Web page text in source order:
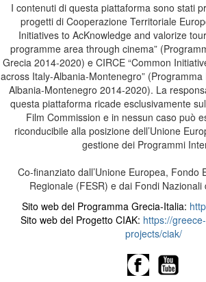
I contenuti di questa piattaforma sono stati
progetti di Cooperazione Territoriale
Initiatives to AcKnowledge and valorize
programme area through cinema”
Grecia 2014-2020) e CIRCE “Common
across Italy-Albania-Montenegro”
Albania-Montenegro 2014-2020). La
questa piattaforma ricade esclusivamente
Film Commission e in nessun caso può
riconducibile alla posizione dell’Unione
gestione dei Programmi
Co-finanziato dall’Unione Europea, Fondo
Regionale (FESR) e dai Fondi Nazionali
Sito web del Programma Grecia-Italia:
Sito web del Progetto CIAK: https://
projects/ciak/